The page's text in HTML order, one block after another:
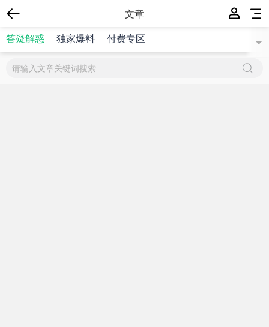
文章
答疑解惑
独家爆料 付费专区
{$title}